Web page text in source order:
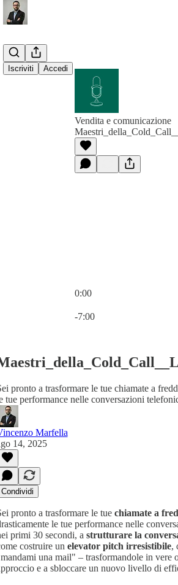
Iscriviti Accedi
Vendita e comunicazione
0:00
-7:00
pronto a trasformare le tue chiamate a
tue performance nelle conversazioni
Marfella
14, 2025
Condividi
pronto a trasformare le tue chiamate a
le tue performance nelle
primi 30 secondi, a strutturare la
costruire un elevator pitch irresistibile,
una mail" – trasformandole in vere
e a sbloccare un nuovo livello di